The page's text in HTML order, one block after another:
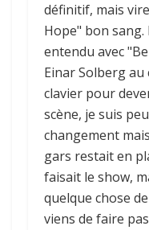
définitif, mais
Hope" bon
entendu avec
Einar Solberg
clavier pour
scène, je suis
changement
gars restait en
faisait le show,
quelque chose
viens de faire